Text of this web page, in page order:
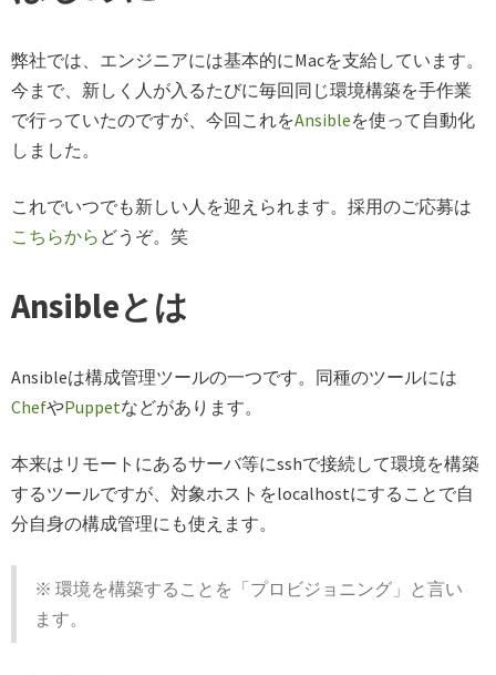
弊社では、エンジニアには基本的にMacを支給しています。
今まで、新しく人が入るたびに毎回同じ環境構築を手作業
で行っていたのですが、今回これをAnsibleを使って自動化
しました。
これでいつでも新しい人を迎えられます。採用のご応募は
こちらから どうぞ。笑
Ansibleとは
Ansibleは構成管理ツールの一つです。同種のツールには
ChefやPuppetなどがあります。
本来はリモートにあるサーバ等にsshで接続して環境を構築
するツールですが、対象ホストをlocalhostにすることで自
分自身の構成管理にも使えます。
※ 環境を構築することを「プロビジョニング」と言い
ます。